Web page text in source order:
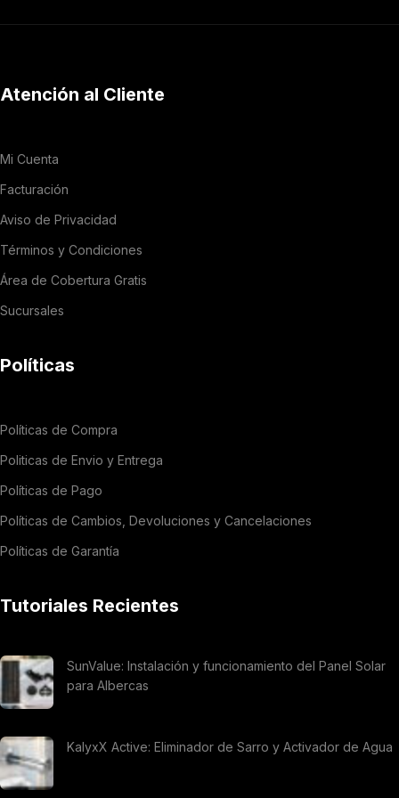
Atención al Cliente
Mi Cuenta
Facturación
Aviso de Privacidad
Términos y Condiciones
Área de Cobertura Gratis
Sucursales
Políticas
Políticas de Compra
Politicas de Envio y Entrega
Políticas de Pago
Políticas de Cambios, Devoluciones y Cancelaciones
Políticas de Garantía
Tutoriales Recientes
SunValue: Instalación y funcionamiento del Panel Solar
para Albercas
KalyxX Active: Eliminador de Sarro y Activador de Agua